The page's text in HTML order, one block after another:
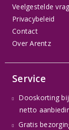
Veelgestelde
Privacybeleid
Contact
Over Arentz
Service
Dooskorting
netto
Gratis